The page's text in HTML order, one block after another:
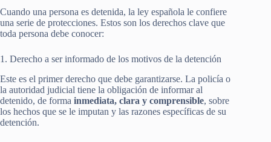
Cuando una persona es detenida, la ley española le confiere
una serie de protecciones. Estos son los derechos clave que
toda persona debe conocer:
1. Derecho a ser informado de los motivos de la detención
Este es el primer derecho que debe garantizarse. La policía o
la autoridad judicial tiene la obligación de informar al
detenido, de forma inmediata, clara y comprensible, sobre
los hechos que se le imputan y las razones específicas de su
detención.